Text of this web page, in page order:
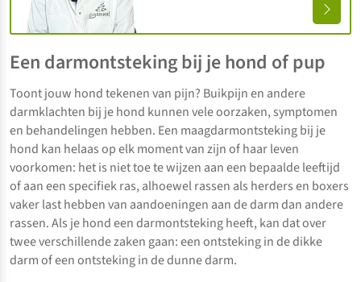
Een darmontsteking bij je hond of pup
Toont jouw hond tekenen van pijn? Buikpijn en andere
darmklachten bij je hond kunnen vele oorzaken, symptomen
en behandelingen hebben. Een maagdarmontsteking bij je
hond kan helaas op elk moment van zijn of haar leven
voorkomen: het is niet toe te wijzen aan een bepaalde leeftijd
of aan een specifiek ras, alhoewel rassen als herders en boxers
vaker last hebben van aandoeningen aan de darm dan andere
rassen. Als je hond een darmontsteking heeft, kan dat over
twee verschillende zaken gaan: een ontsteking in de dikke
darm of een ontsteking in de dunne darm.